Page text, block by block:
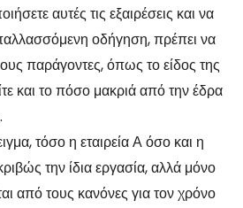
αυτές τις εξαιρέσεις και να
οδήγηση, πρέπει να
παράγοντες, όπως το είδος της
και το πόσο μακριά από την έδρα
τόσο η εταιρεία Α όσο και η
την ίδια εργασία, αλλά μόνο
από τους κανόνες για τον χρόνο